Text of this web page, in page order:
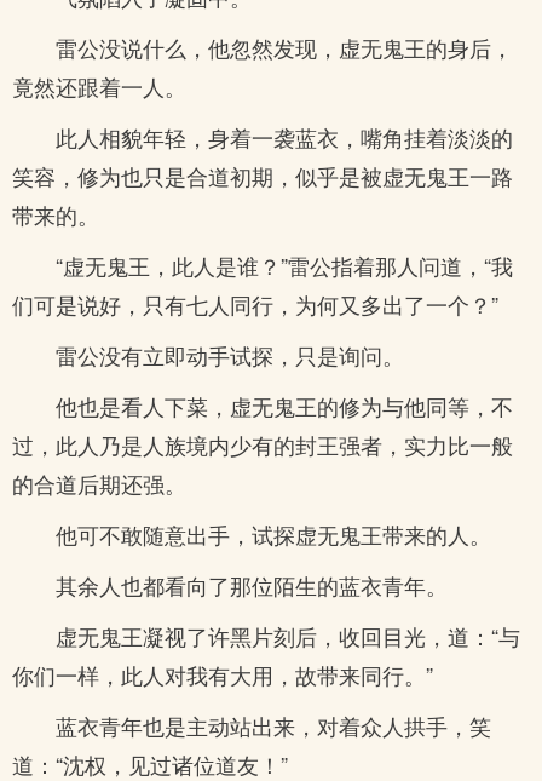
雷公没说什么，他忽然发现，虚无鬼王的身后，
竟然还跟着一人。
此人相貌年轻，身着一袭蓝衣，嘴角挂着淡淡的
笑容，修为也只是合道初期，似乎是被虚无鬼王一路
带来的。
“虚无鬼王，此人是谁？”雷公指着那人问道，“我
们可是说好，只有七人同行，为何又多出了一个？”
雷公没有立即动手试探，只是询问。
他也是看人下菜，虚无鬼王的修为与他同等，不
过，此人乃是人族境内少有的封王强者，实力比一般
的合道后期还强。
他可不敢随意出手，试探虚无鬼王带来的人。
其余人也都看向了那位陌生的蓝衣青年。
虚无鬼王凝视了许黑片刻后，收回目光，道：“与
你们一样，此人对我有大用，故带来同行。”
蓝衣青年也是主动站出来，对着众人拱手，笑
道：“沈权，见过诸位道友！”